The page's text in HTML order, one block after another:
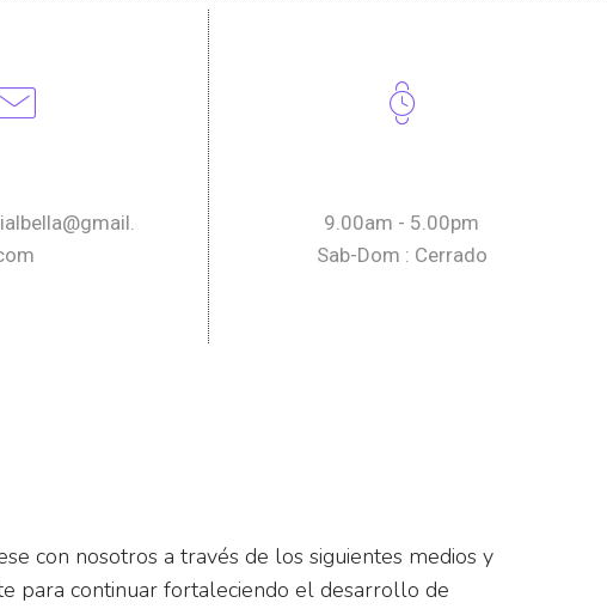
9.00am - 5.00pm
Sab-Dom : Cerrado
con nosotros a través de los siguientes medios y
para continuar fortaleciendo el desarrollo de